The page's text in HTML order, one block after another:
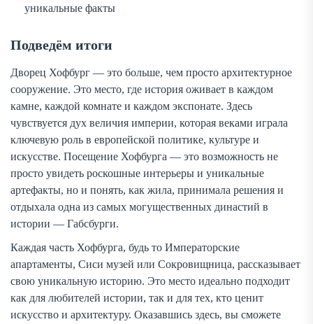
уникальные факты
Подведём итоги
Дворец Хофбург — это больше, чем просто архитектурное
сооружение. Это место, где история оживает в каждом
камне, каждой комнате и каждом экспонате. Здесь
чувствуется дух величия империи, которая веками играла
ключевую роль в европейской политике, культуре и
искусстве. Посещение Хофбурга — это возможность не
просто увидеть роскошные интерьеры и уникальные
артефакты, но и понять, как жила, принимала решения и
отдыхала одна из самых могущественных династий в
истории — Габсбурги.
Каждая часть Хофбурга, будь то Императорские
апартаменты, Сиси музей или Сокровищница, рассказывает
свою уникальную историю. Это место идеально подходит
как для любителей истории, так и для тех, кто ценит
искусство и архитектуру. Оказавшись здесь, вы сможете